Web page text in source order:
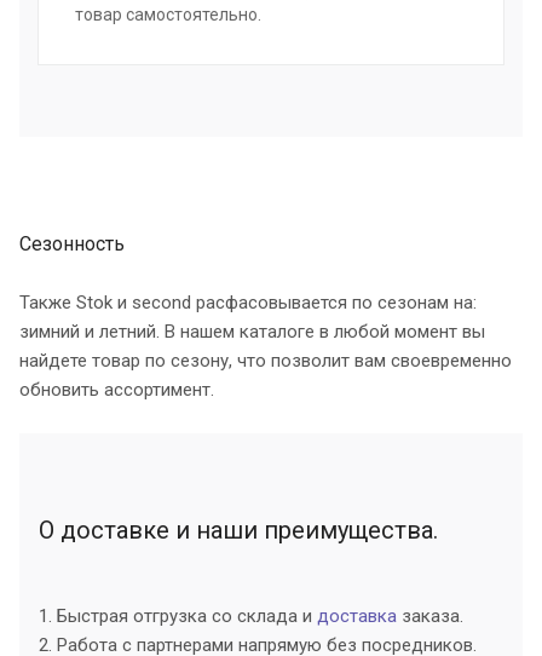
товар самостоятельно.
Сезонность
Также Stok и second расфасовывается по сезонам на:
зимний и летний. В нашем каталоге в любой момент вы
найдете товар по сезону, что позволит вам своевременно
обновить ассортимент.
О доставке и наши преимущества.
1. Быстрая отгрузка со склада и доставка заказа.
2. Работа с партнерами напрямую без посредников.